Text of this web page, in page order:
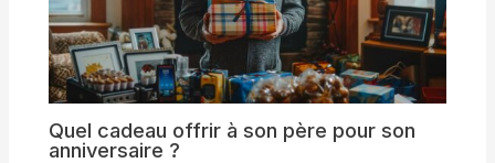
Quel cadeau offrir à son père pour son
anniversaire ?